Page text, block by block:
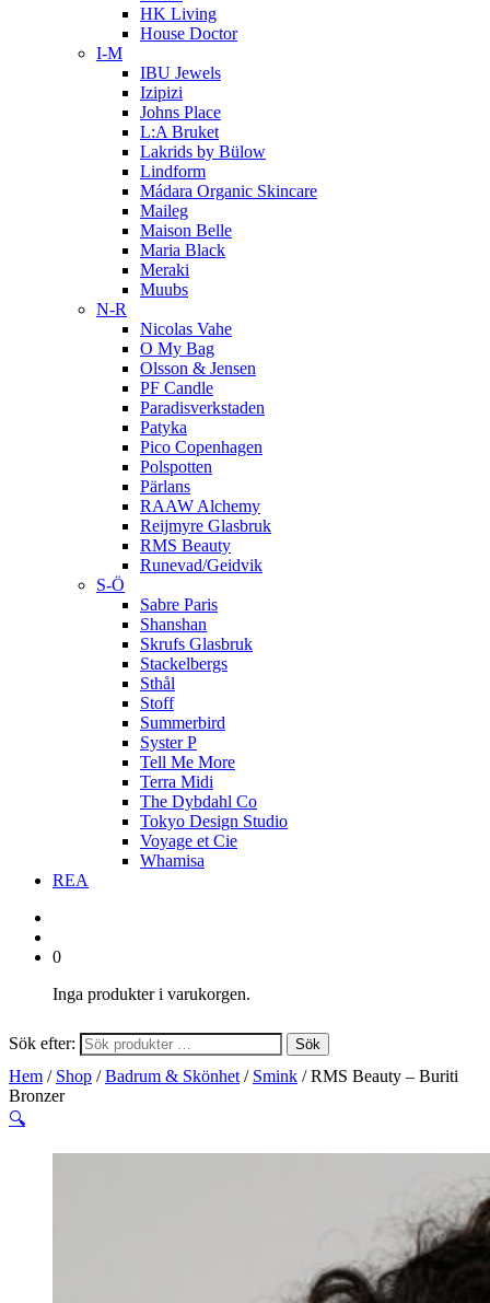
HK Living
House Doctor
I-M
IBU Jewels
Izipizi
Johns Place
L:A Bruket
Lakrids by Bülow
Lindform
Mádara Organic Skincare
Maileg
Maison Belle
Maria Black
Meraki
Muubs
N-R
Nicolas Vahe
O My Bag
Olsson & Jensen
PF Candle
Paradisverkstaden
Patyka
Pico Copenhagen
Polspotten
Pärlans
RAAW Alchemy
Reijmyre Glasbruk
RMS Beauty
Runevad/Geidvik
S-Ö
Sabre Paris
Shanshan
Skrufs Glasbruk
Stackelbergs
Sthål
Stoff
Summerbird
Syster P
Tell Me More
Terra Midi
The Dybdahl Co
Tokyo Design Studio
Voyage et Cie
Whamisa
REA
0
Inga produkter i varukorgen.
Sök efter: Sök
Hem / Shop /Badrum & Skönhet / Smink / RMS Beauty – Buriti
Bronzer
🔍